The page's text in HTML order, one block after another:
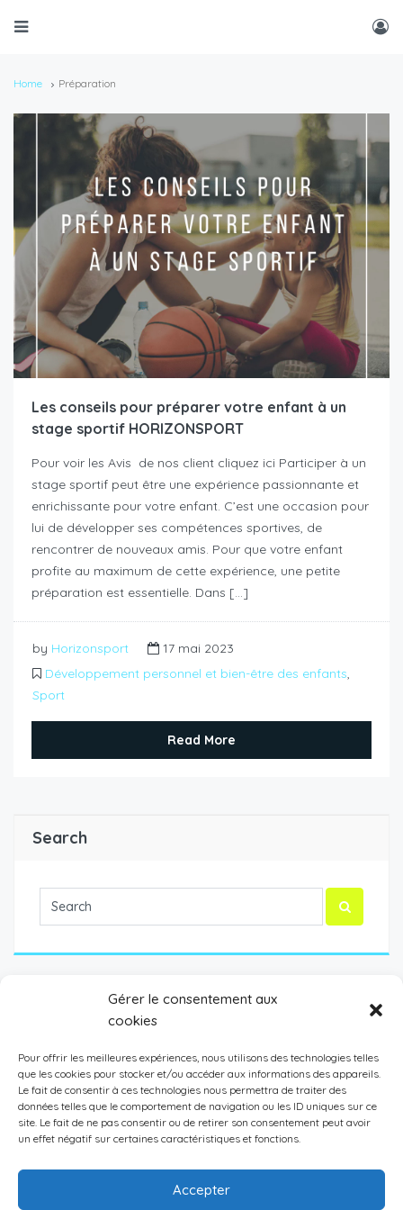
Gérer le consentement aux
cookies
Pour offrir les meilleures expériences, nous utilisons des technologies telles
que les cookies pour stocker et/ou accéder aux informations des appareils.
Le fait de consentir à ces technologies nous permettra de traiter des
données telles que le comportement de navigation ou les ID uniques sur ce
site. Le fait de ne pas consentir ou de retirer son consentement peut avoir
un effet négatif sur certaines caractéristiques et fonctions.
Accepter
Home Préparation
Les conseils pour préparer votre enfant à un
stage sportif HORIZONSPORT
Pour voir les Avis de nos client cliquez ici Participer à un
stage sportif peut être une expérience passionnante et
enrichissante pour votre enfant. C’est une occasion pour
lui de développer ses compétences sportives, de
rencontrer de nouveaux amis. Pour que votre enfant
profite au maximum de cette expérience, une petite
préparation est essentielle. Dans […]
by Horizonsport
17 mai 2023
Développement personnel et bien-être des enfants,
Sport
Read More
Search
Football
(1)
Handball
(4)
2020 Horizon sport © Tous droits réservés | Création :